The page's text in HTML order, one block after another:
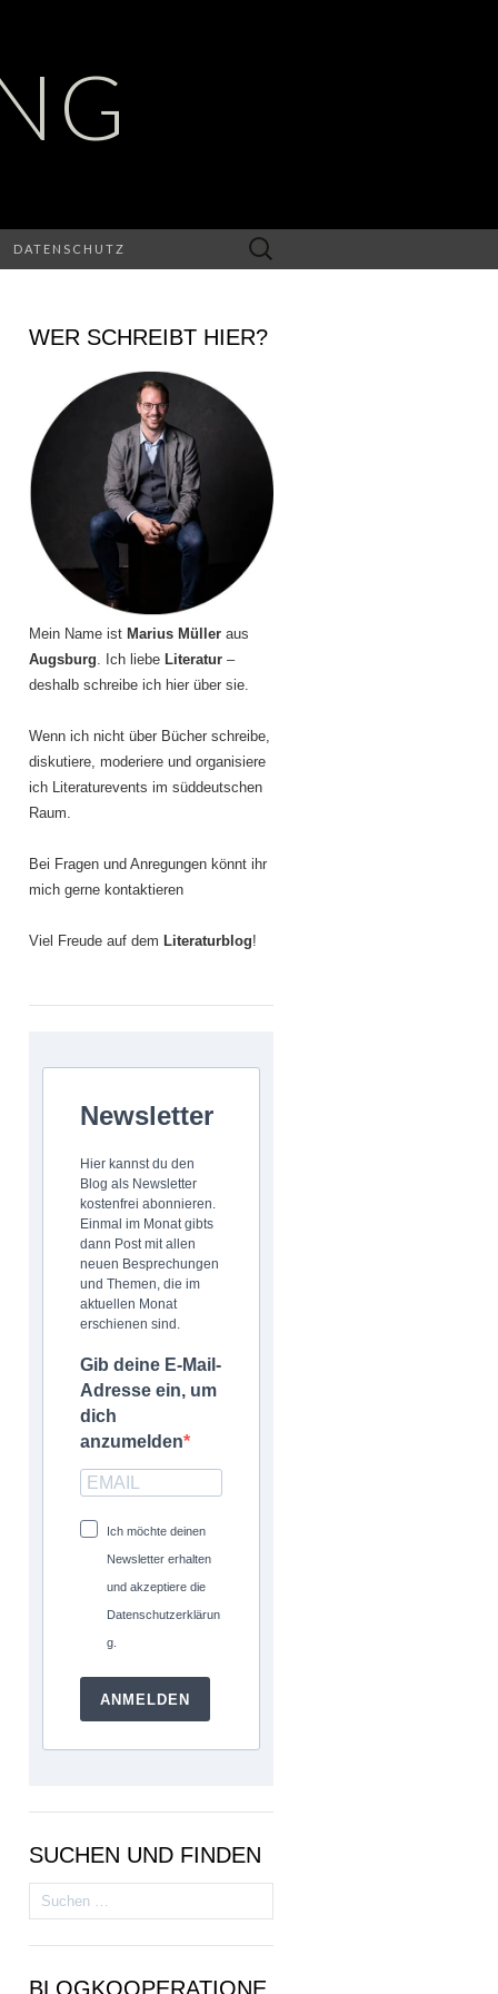
DATENSCHUTZ
Suchen
nach:
WER SCHREIBT HIER?
Mein Name ist Marius Müller aus
Augsburg. Ich liebe Literatur –
deshalb schreibe ich hier über sie.
Wenn ich nicht über Bücher schreibe,
diskutiere, moderiere und organisiere
ich Literaturevents im süddeutschen
Raum.
Bei Fragen und Anregungen könnt ihr
mich gerne kontaktieren
Viel Freude auf dem Literaturblog!
Newsletter
Hier kannst du den
Blog als Newsletter
kostenfrei abonnieren.
Einmal im Monat gibts
dann Post mit allen
neuen Besprechungen
und Themen, die im
aktuellen Monat
erschienen sind.
Gib deine E-Mail-
Adresse ein, um
dich
anzumelden
Ich möchte deinen
Newsletter erhalten
und akzeptiere die
Datenschutzerklärun
g.
ANMELDEN
SUCHEN UND FINDEN
Suchen
nach:
BLOGKOOPERATIONE